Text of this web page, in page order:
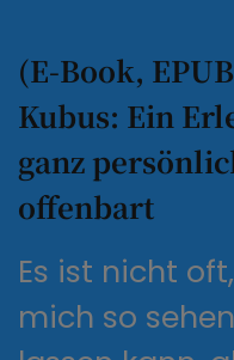
(E-Book,
Kubus: Ein
ganz
offenbart
Es ist nicht
mich so